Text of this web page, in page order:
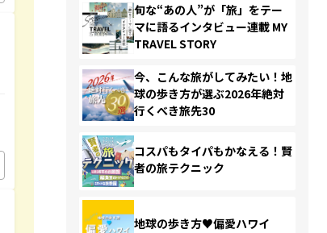
旬な“あの人”が「旅」をテー
マに語るインタビュー連載 MY
TRAVEL STORY
今、こんな旅がしてみたい！地
球の歩き方が選ぶ2026年絶対
行くべき旅先30
コスパもタイパもかなえる！賢
者の旅テクニック
地球の歩き方♥偏愛ハワイ